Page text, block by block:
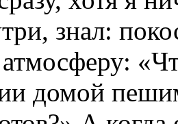
знал:
домой